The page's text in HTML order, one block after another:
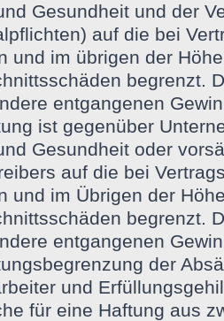
Gesundheit und der
auf die bei
und im übrigen der
begrenzt.
entgangenen
ist gegenüber
Gesundheit oder
auf die bei
und im Übrigen der
begrenzt.
entgangenen
der
und
für eine Haftung aus